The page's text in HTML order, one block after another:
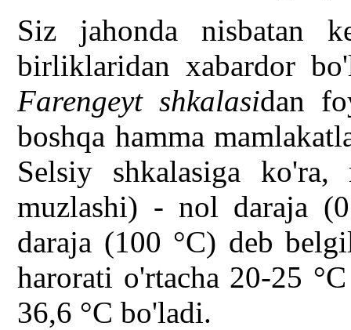
Siz jahonda nisbatan
birliklaridan xabardor
Farengeyt shkalasidan
boshqa hamma
Selsiy shkalasiga
muzlashi) - nol daraja
daraja (100 °C) deb
harorati o'rtacha 20-25
36,6 °C bo'ladi.